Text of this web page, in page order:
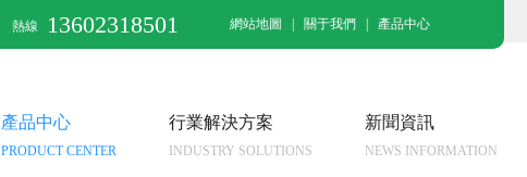
熱線 13602318501 網站地圖 關于我們 產品中心
產品中心
PRODUCT CENTER
行業解決方案
INDUSTRY SOLUTIONS
新聞資訊
NEWS INFORMATION